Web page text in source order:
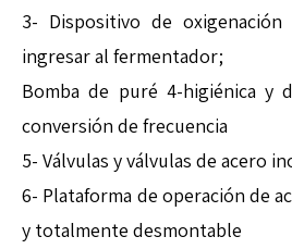
3- Dispositivo de
ingresar al fermentador;
Bomba de puré 4-higiénica y
conversión de frecuencia
5- Válvulas y válvulas de acero
6- Plataforma de operación de
y totalmente desmontable